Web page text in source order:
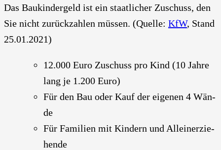
Das Bau­kin­der­geld ist ein staat­li­cher Zuschuss, den
Sie nicht zurück­zah­len müs­sen. (Quel­le: KfW, Stand
25.01.2021)
12.000 Euro Zuschuss pro Kind (10 Jah­re
lang je 1.200 Euro)
Für den Bau oder Kauf der eige­nen 4 Wän­
de
Für Fami­li­en mit Kin­dern und Allein­er­zie­
hen­de